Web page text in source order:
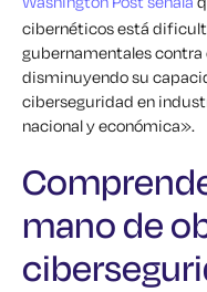
cibernéticos está
gubernamentales contra
disminuyendo su
ciberseguridad en
nacional y económica».
mano de